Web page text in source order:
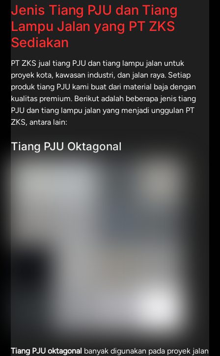
Jenis Tiang PJU dan Tiang
Lampu Jalan yang PT ZKS
Sediakan
PT ZKS jual tiang PJU dan tiang lampu jalan untuk
proyek kota, kawasan industri, dan jalan raya. Setiap
produk tiang PJU kami buat dari material baja dengan
kualitas premium. Berikut adalah beberapa jenis tiang
PJU dan tiang lampu jalan yang menjadi unggulan PT
ZKS, antara lain:
Tiang PJU Oktagonal
Tiang PJU oktagonal banyak digunakan pada proyek jalan